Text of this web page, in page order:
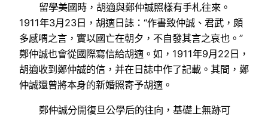
留學美國時，胡適與鄭仲誠照樣有手札往來。
1911年3月23日，胡適日誌：“作書致仲誠、君武，頗
多感喟之言，實以國亡在朝夕，不自發其言之哀也。”
鄭仲誠也會從國際寫信給胡適。如，1911年9月22日，
胡適收到鄭仲誠的信，并在日誌中作了記載。其間，鄭
仲誠還曾將本身的新婚照寄予胡適。
鄭仲誠分開復旦公學后的往向，基礎上無跡可